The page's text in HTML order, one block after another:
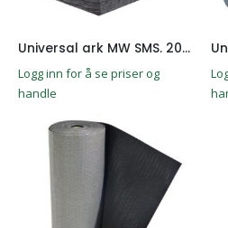
Universal ark MW SMS. 200stk
Logg inn for å se priser og
handle